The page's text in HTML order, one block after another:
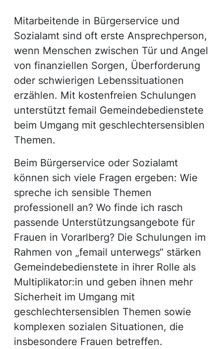
Mitarbeitende in Bürgerservice und
Sozialamt sind oft erste Ansprechperson,
wenn Menschen zwischen Tür und Angel
von finanziellen Sorgen, Überforderung
oder schwierigen Lebenssituationen
erzählen. Mit kostenfreien Schulungen
unterstützt femail Gemeindebedienstete
beim Umgang mit geschlechtersensiblen
Themen.
Beim Bürgerservice oder Sozialamt
können sich viele Fragen ergeben: Wie
spreche ich sensible Themen
professionell an? Wo finde ich rasch
passende Unterstützungsangebote für
Frauen in Vorarlberg? Die Schulungen im
Rahmen von „femail unterwegs“ stärken
Gemeindebedienstete in ihrer Rolle als
Multiplikator:in und geben ihnen mehr
Sicherheit im Umgang mit
geschlechtersensiblen Themen sowie
komplexen sozialen Situationen, die
insbesondere Frauen betreffen.